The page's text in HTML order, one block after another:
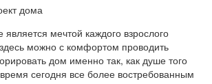
мечтой каждого взрослого
можно с комфортом проводить
дом именно так, как душе того
сегодня все более востребованным